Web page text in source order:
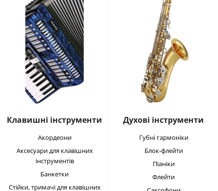
Клавишні інструменти
Акордеони
Аксесуари для клавішних
інструментів
Банкетки
Стійки, тримачі для клавішних
Духові інструменти
Губні гармоніки
Блок-флейти
Піаніки
Флейти